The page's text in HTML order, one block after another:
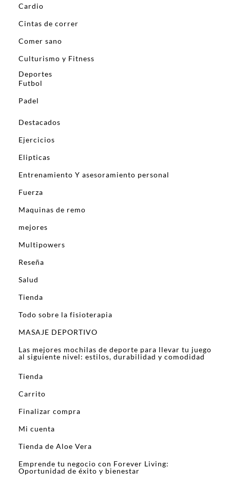
Cardio
Cintas de correr
Comer sano
Culturismo y Fitness
Deportes
Futbol
Padel
Destacados
Ejercicios
Elipticas
Entrenamiento Y asesoramiento personal
Fuerza
Maquinas de remo
mejores
Multipowers
Reseña
Salud
Tienda
Todo sobre la fisioterapia
MASAJE DEPORTIVO
Las mejores mochilas de deporte para llevar tu juego
al siguiente nivel: estilos, durabilidad y comodidad
Tienda
Carrito
Finalizar compra
Mi cuenta
Tienda de Aloe Vera
Emprende tu negocio con Forever Living:
Oportunidad de éxito y bienestar